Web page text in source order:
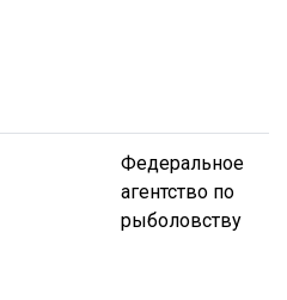
Федеральное
агентство по
рыболовству